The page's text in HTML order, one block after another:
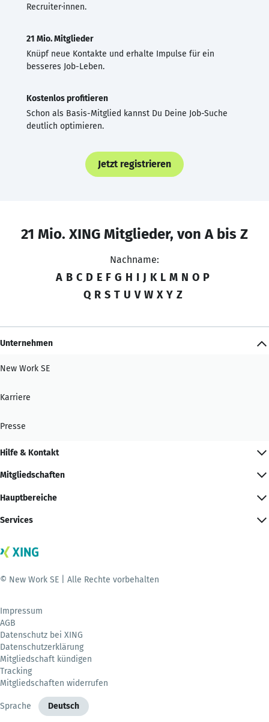
Recruiter·innen.
21 Mio. Mitglieder
Knüpf neue Kontakte und erhalte Impulse für ein
besseres Job-Leben.
Kostenlos profitieren
Schon als Basis-Mitglied kannst Du Deine Job-Suche
deutlich optimieren.
Jetzt registrieren
21 Mio. XING Mitglieder, von A bis Z
Nachname:
A B C D E F G H I J K L M N O P
Q R S T U V W X Y Z
Unternehmen
New Work SE
Karriere
Presse
Hilfe & Kontakt
Mitgliedschaften
Hauptbereiche
Services
© New Work SE | Alle Rechte vorbehalten
Impressum
AGB
Datenschutz bei XING
Datenschutzerklärung
Mitgliedschaft kündigen
Tracking
Mitgliedschaften widerrufen
Sprache Deutsch